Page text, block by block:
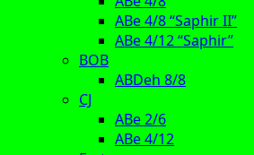
ABe 4/8 “Saphir II”
ABe 4/12 “Saphir”
BOB
ABDeh 8/8
CJ
ABe 2/6
ABe 4/12